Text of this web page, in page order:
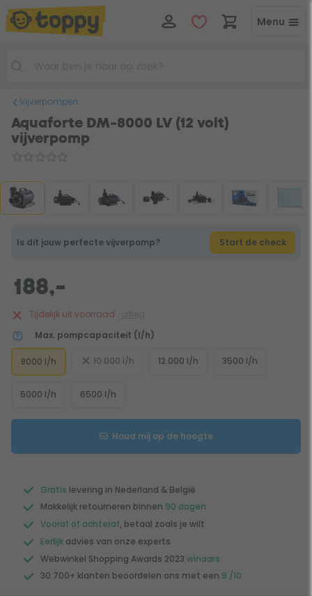
Menu
Vijverpompen
Aquaforte DM-8000 LV (12 volt)
vijverpomp
Is dit jouw perfecte vijverpomp? Start de check
188,-
Tijdelijk uit voorraad
Max. pompcapaciteit (l/h)
8000 l/h 10.000 l/h 12.000 l/h 3500 l/h
5000 l/h 6500 l/h
Houd mij op de hoogte
Gratis levering in Nederland & België
Makkelijk retourneren binnen 90 dagen
Vooraf of achteraf, betaal zoals je wilt
Eerlijk advies van onze experts
Webwinkel Shopping Awards 2023 winaars
30.700+ klanten beoordelen ons met een 9 /10